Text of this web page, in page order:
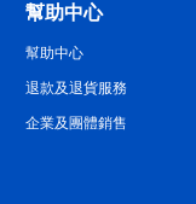
幫助中心
幫助中心
退款及退貨服務
企業及團體銷售